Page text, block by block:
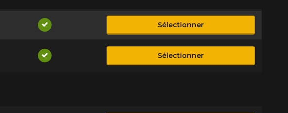
Disponible
Sélectionner
Disponible
Sélectionner